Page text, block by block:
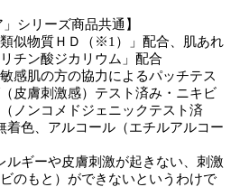
シリーズ商品共通】
似物質ＨＤ（※1）」配合、肌あれ
チン酸ジカリウム」配合
感肌の方の協力によるパッチテス
皮膚刺激感）テスト済み・ニキビ
ノンコメドジェニックテスト済
色、アルコール（エチルアルコー
ルギーや皮膚刺激が起きない、刺激
のもと）ができないというわけで